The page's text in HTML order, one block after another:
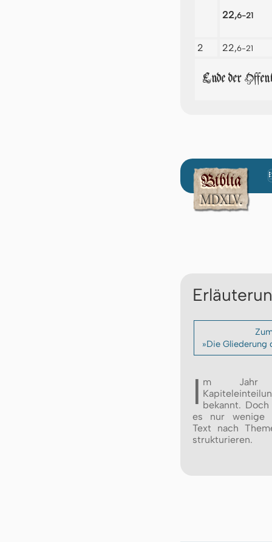
22,6-21
2 22,6-21
Ende der
»Die Gliederung
I m Jahr
bekannt.
es nur wenige
Text nach
strukturieren.